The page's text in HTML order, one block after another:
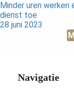
Minder uren werken
dienst toe
28 juni 2023
Navigatie